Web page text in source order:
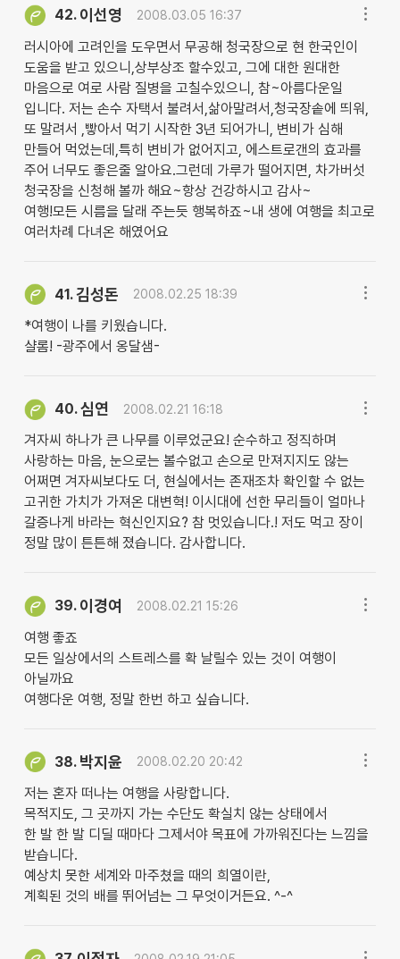
42. 이선영 2008.03.05 16:37
러시아에 고려인을 도우면서 무공해 청국장으로 현 한국인이
도움을 받고 있으니,상부상조 할수있고, 그에 대한 원대한
마음으로 여로 사람 질병을 고칠수있으니, 참~아름다운일
입니다. 저는 손수 자택서 불려서,삶아말려서,청국장솥에 띄워,
또 말려서 ,빻아서 먹기 시작한 3년 되어가니, 변비가 심해
만들어 먹었는데,특히 변비가 없어지고, 에스트로갠의 효과를
주어 너무도 좋은줄 알아요.그런데 가루가 떨어지면, 차가버섯
청국장을 신청해 볼까 해요~항상 건강하시고 감사~
여행!모든 시름을 달래 주는듯 행복하죠~내 생에 여행을 최고로
여러차례 다녀온 해였어요
41.김성돈 2008.02.25 18:39
*여행이 나를 키웠습니다.
샬롬! -광주에서 옹달샘-
40.심연 2008.02.21 16:18
겨자씨 하나가 큰 나무를 이루었군요! 순수하고 정직하며
사랑하는 마음, 눈으로는 볼수없고 손으로 만져지지도 않는
어쩌면 겨자씨보다도 더, 현실에서는 존재조차 확인할 수 없는
고귀한 가치가 가져온 대변혁! 이시대에 선한 무리들이 얼마나
갈증나게 바라는 혁신인지요? 참 멋있습니다.! 저도 먹고 장이
정말 많이 튼튼해 졌습니다. 감사합니다.
39. 이경여 2008.02.21 15:26
여행 좋죠
모든 일상에서의 스트레스를 확 날릴수 있는 것이 여행이
아닐까요
여행다운 여행, 정말 한번 하고 싶습니다.
38. 박지윤 2008.02.20 20:42
저는 혼자 떠나는 여행을 사랑합니다.
목적지도, 그 곳까지 가는 수단도 확실치 않는 상태에서
한 발 한 발 디딜 때마다 그제서야 목표에 가까워진다는 느낌을
받습니다.
예상치 못한 세계와 마주쳤을 때의 희열이란,
계획된 것의 배를 뛰어넘는 그 무엇이거든요. ^-^